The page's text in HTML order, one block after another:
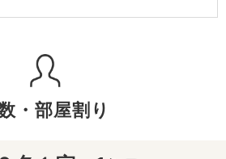
・部屋割り